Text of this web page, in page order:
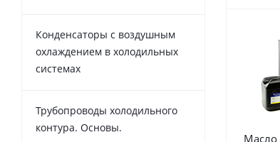
Масло
Конденсаторы с воздушным
охлаждением в холодильных
системах
Трубопроводы холодильного
контура. Основы.